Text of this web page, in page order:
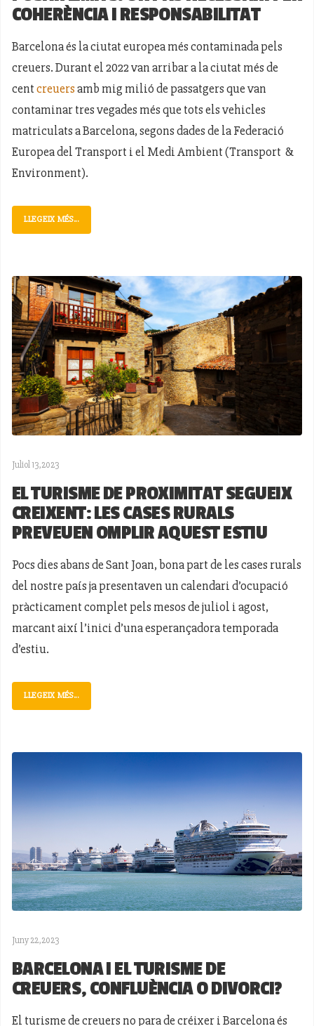
COHERÈNCIA I RESPONSABILITAT
Barcelona és la ciutat europea més contaminada pels
creuers. Durant el 2022 van arribar a la ciutat més de
centcreuersamb mig milió de passatgers que van
contaminar tres vegades més que tots els vehicles
matriculats a Barcelona, segons dades de la Federació
Europea del Transport i el Medi Ambient (Transport &
Environment).
LLEGEIX MÉS...
Juliol 13,2023
EL TURISME DE PROXIMITAT SEGUEIX
CREIXENT: LES CASES RURALS
PREVEUEN OMPLIR AQUEST ESTIU
Pocs dies abans de Sant Joan, bona part de les cases rurals
del nostre país ja presentaven un calendari d’ocupació
pràcticament complet pels mesos de juliol i agost,
marcant així l’inici d’una esperançadora temporada
d’estiu.
LLEGEIX MÉS...
Juny 22,2023
BARCELONA I EL TURISME DE
CREUERS, CONFLUÈNCIA O DIVORCI?
El turisme de creuers no para de créixer i Barcelona és